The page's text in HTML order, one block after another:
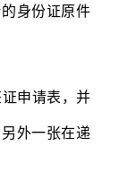
身份证原件
申请表，并
外一张在递